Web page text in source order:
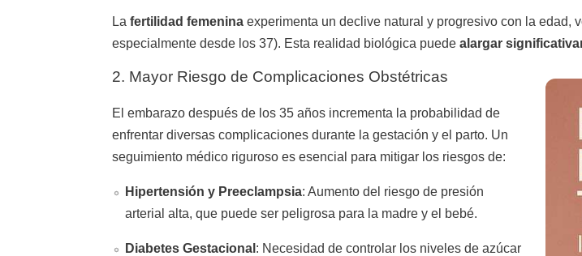
La fertilidad femenina experimenta un declive natural y progresivo con la edad,
especialmente desde los 37). Esta realidad biológica puede alargar
2. Mayor Riesgo de Complicaciones Obstétricas
El embarazo después de los 35 años incrementa la probabilidad de
enfrentar diversas complicaciones durante la gestación y el parto. Un
seguimiento médico riguroso es esencial para mitigar los riesgos de:
Hipertensión y Preeclampsia: Aumento del riesgo de presión
arterial alta, que puede ser peligrosa para la madre y el bebé.
Diabetes Gestacional : Necesidad de controlar los niveles de azúcar